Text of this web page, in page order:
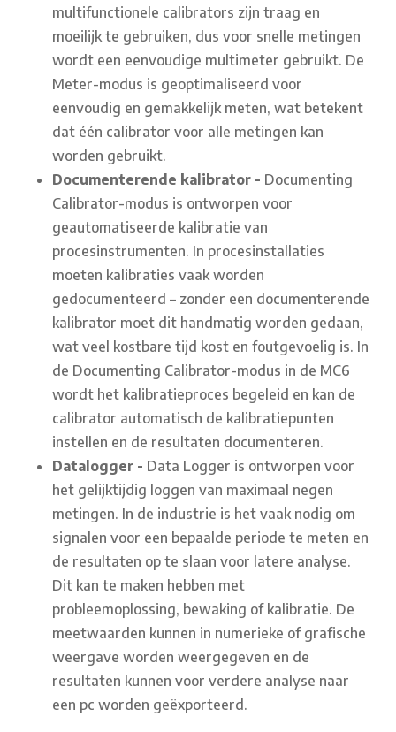
multifunctionele calibrators zijn traag en
moeilijk te gebruiken, dus voor snelle metingen
wordt een eenvoudige multimeter gebruikt. De
Meter-modus is geoptimaliseerd voor
eenvoudig en gemakkelijk meten, wat betekent
dat één calibrator voor alle metingen kan
worden gebruikt.
Documenterende kalibrator - Documenting
Calibrator-modus is ontworpen voor
geautomatiseerde kalibratie van
procesinstrumenten. In procesinstallaties
moeten kalibraties vaak worden
gedocumenteerd – zonder een documenterende
kalibrator moet dit handmatig worden gedaan,
wat veel kostbare tijd kost en foutgevoelig is. In
de Documenting Calibrator-modus in de MC6
wordt het kalibratieproces begeleid en kan de
calibrator automatisch de kalibratiepunten
instellen en de resultaten documenteren.
Datalogger - Data Logger is ontworpen voor
het gelijktijdig loggen van maximaal negen
metingen. In de industrie is het vaak nodig om
signalen voor een bepaalde periode te meten en
de resultaten op te slaan voor latere analyse.
Dit kan te maken hebben met
probleemoplossing, bewaking of kalibratie. De
meetwaarden kunnen in numerieke of grafische
weergave worden weergegeven en de
resultaten kunnen voor verdere analyse naar
een pc worden geëxporteerd.